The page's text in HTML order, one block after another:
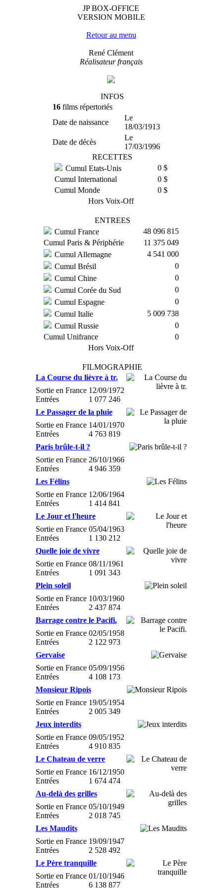
JP BOX-OFFICE
VERSION MOBILE
Retour au menu
René Clément
Réalisateur français
INFOS
16films répertoriés
Date de naissance
Le
18/03/1913
Date de décès
Le
17/03/1996
RECETTES
Cumul Etats-Unis
0 $
Cumul International
0 $
Cumul Monde
0 $
Hors Voix-Off
ENTREES
Cumul France
48 096 815
Cumul Paris & Périphérie
11 375 049
Cumul Allemagne
4 541 000
Cumul Brésil
0
Cumul Chine
0
Cumul Corée du Sud
0
Cumul Espagne
0
Cumul Italie
5 009 738
Cumul Russie
0
Cumul Unifrance
0
Hors Voix-Off
FILMOGRAPHIE
La Course du lièvre à tr.
Sortie en France
Entrées
12/09/1972
1 077 246
Le Passager de la pluie
Sortie en France
Entrées
14/01/1970
4 763 819
Paris brûle-t-il ?
Sortie en France
Entrées
26/10/1966
4 946 359
Les Félins
Sortie en France
Entrées
12/06/1964
1 414 841
Le Jour et l'heure
Sortie en France
Entrées
05/04/1963
1 130 212
Quelle joie de vivre
Sortie en France
Entrées
08/11/1961
1 091 343
Plein soleil
Sortie en France
Entrées
10/03/1960
2 437 874
Barrage contre le Pacifi.
Sortie en France
Entrées
02/05/1958
2 122 973
Gervaise
Sortie en France
Entrées
05/09/1956
4 108 173
Monsieur Ripois
Sortie en France
Entrées
19/05/1954
2 005 349
Jeux interdits
Sortie en France
Entrées
09/05/1952
4 910 835
Le Chateau de verre
Sortie en France
Entrées
16/12/1950
1 674 474
Au-delà des grilles
Sortie en France
Entrées
05/10/1949
2 018 745
Les Maudits
Sortie en France
Entrées
19/09/1947
2 528 492
Le Père tranquille
Sortie en France
Entrées
01/10/1946
6 138 877